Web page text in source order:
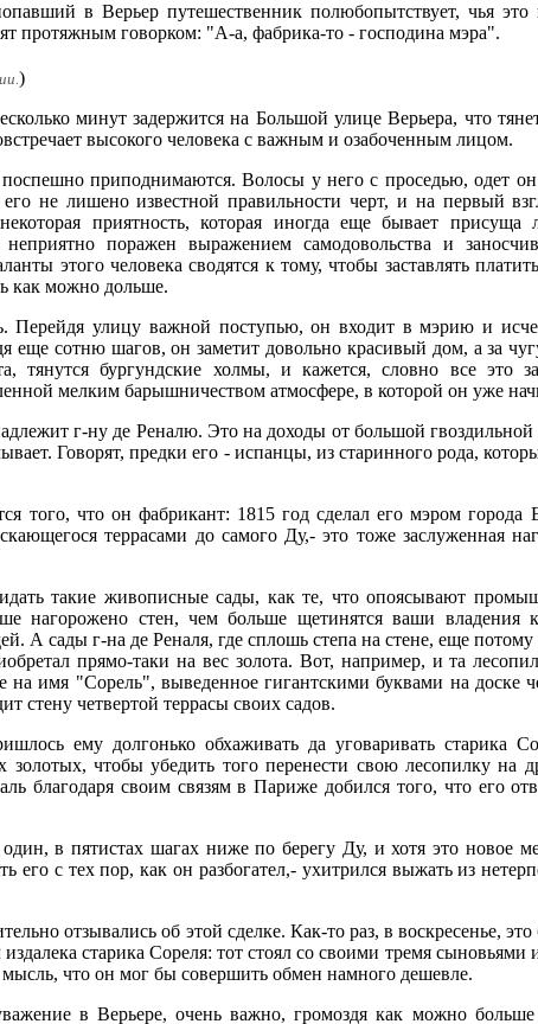
в Верьер путешественник полюбопытствует, чья это
протяжным говорком: "А-а, фабрика-то - господина мэра".
)
минут задержится на Большой улице Верьера, что
высокого человека с важным и озабоченным лицом.
приподнимаются. Волосы у него с проседью, одет
не лишено известной правильности черт, и на первый
приятность, которая иногда еще бывает
поражен выражением самодовольства и
этого человека сводятся к тому, чтобы заставлять
как можно дольше.
Перейдя улицу важной поступью, он входит в мэрию и
еще сотню шагов, он заметит довольно красивый дом, а за
тянутся бургундские холмы, и кажется, словно все это
мелким барышничеством атмосфере, в которой он уже
г-ну де Реналю. Это на доходы от большой
Говорят, предки его - испанцы, из старинного рода,
того, что он фабрикант: 1815 год сделал его мэром
террасами до самого Ду,- это тоже заслуженная
такие живописные сады, как те, что опоясывают
нагорожено стен, чем больше щетинятся ваши
А сады г-на де Реналя, где сплошь степа на стене, еще
прямо-таки на вес золота. Вот, например, и та
имя "Сорель", выведенное гигантскими буквами на доске
стену четвертой террасы своих садов.
ему долгонько обхаживать да уговаривать старика
чтобы убедить того перенести свою лесопилку на
благодаря своим связям в Париже добился того, что его
в пятистах шагах ниже по берегу Ду, и хотя это новое
его с тех пор, как он разбогател,- ухитрился выжать из
отзывались об этой сделке. Как-то раз, в воскресенье,
старика Сореля: тот стоял со своими тремя
что он мог бы совершить обмен намного дешевле.
в Верьере, очень важно, громоздя как можно